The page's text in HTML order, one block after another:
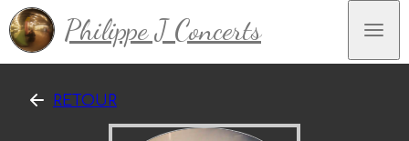
Philippe J Concerts
RETOUR